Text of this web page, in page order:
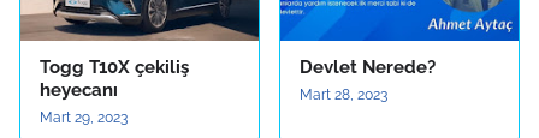
Togg T10X çekiliş
heyecanı
Mart 29, 2023
Devlet Nerede?
Mart 28, 2023